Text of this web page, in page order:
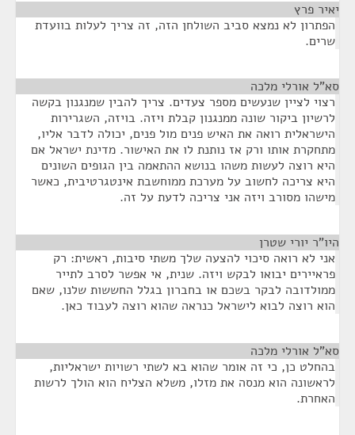
יאיר פרץ
הפתרון לא נמצא סביב השולחן הזה, זה צריך לעלות בוועדת
שרים.
סא”ל אורלי מלכה
רצוי לציין שנעשים מספר צעדים. צריך להבין שמנגנון בקשה
לרשיון ביקור שונה ממנגנון קבלת ויזה. בויזה, השגרירות
הישראלית רואה את האיש פנים מול פנים, יכולה לדבר אליו,
מתחקרת אותו ורק אז נותנת לו את האישור. מדינת ישראל אם
היא רוצה לעשות משהו בנושא ההתאמה בין הגופים השונים
היא צריכה לחשוב על מערכת ממוחשבת אינטגרטיבית, כאשר
מישהו מסורב ויזה אני צריכה לדעת על זה.
היו"ר יורי שטרן
אני לא רואה סיכוי להצעה שלך משתי סיבות, ראשית: רק
פראיירים יבואו לבקש ויזה. שנית, אי אפשר לסרב לתייר
ממולדובה לבקר בשכם או בחברון בגלל החששות שלנו, שאם
הוא רוצה לבוא לישראל כנראה שהוא רוצה לעבוד כאן.
סא”ל אורלי מלכה
בהחלט כן, כי זה אומר שהוא בא לשתי רשויות ישראליות,
לראשונה הוא מנסה את מזלו, משלא הצליח הוא הולך לרשות
האחרת.